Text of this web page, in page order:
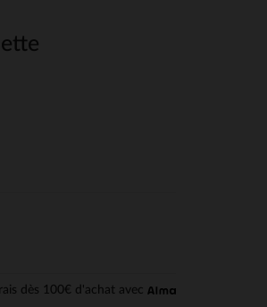
dès 100€ d'achat avec